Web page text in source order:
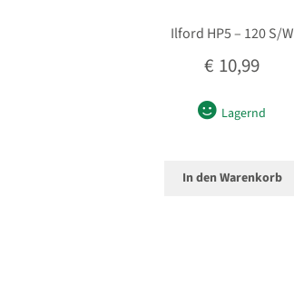
Ilford HP5 – 120 S/W
€ 10,99
Lagernd
In den Warenkorb